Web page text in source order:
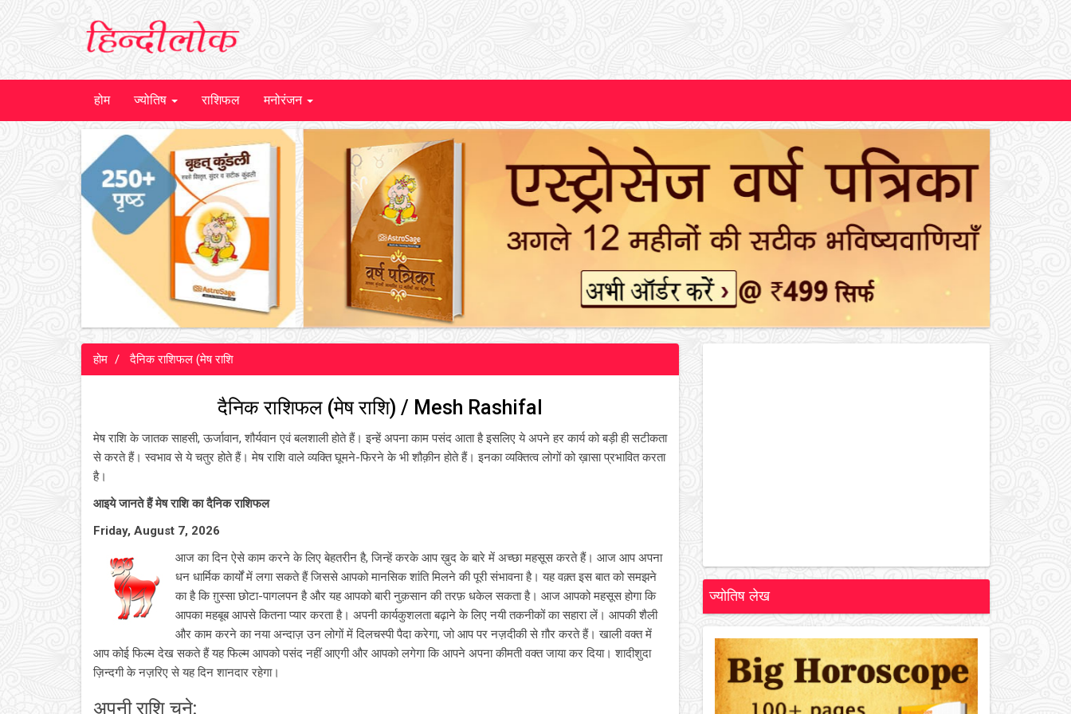
होम ज्योतिष राशिफल मनोरंजन
होम दैनिक राशिफल (मेष राशि
दैनिक राशिफल (मेष राशि) / Mesh Rashifal
मेष राशि के जातक साहसी, ऊर्जावान, शौर्यवान एवं बलशाली होते हैं। इन्हें अपना काम पसंद आता है इसलिए ये अपने हर कार्य को बड़ी ही सटीकता
से करते हैं। स्वभाव से ये चतुर होते हैं। मेष राशि वाले व्यक्ति घूमने-फिरने के भी शौक़ीन होते हैं। इनका व्यक्तित्व लोगों को ख़ासा प्रभावित करता
है।
आइये जानते हैं मेष राशि का दैनिक राशिफल
Friday, August 7, 2026
आज का दिन ऐसे काम करने के लिए बेहतरीन है, जिन्हें करके आप ख़ुद के बारे में अच्छा महसूस करते हैं। आज आप अपना
धन धार्मिक कार्यों में लगा सकते हैं जिससे आपको मानसिक शांति मिलने की पूरी संभावना है। यह वक़्त इस बात को समझने
का है कि ग़ुस्सा छोटा-पागलपन है और यह आपको बारी नुक़सान की तरफ़ धकेल सकता है। आज आपको महसूस होगा कि
आपका महबूब आपसे कितना प्यार करता है। अपनी कार्यकुशलता बढ़ाने के लिए नयी तकनीकों का सहारा लें। आपकी शैली
और काम करने का नया अन्दाज़ उन लोगों में दिलचस्पी पैदा करेगा, जो आप पर नज़दीकी से ग़ौर करते हैं। खाली वक्त में
आप कोई फिल्म देख सकते हैं यह फिल्म आपको पसंद नहीं आएगी और आपको लगेगा कि आपने अपना कीमती वक्त जाया कर दिया। शादीशुदा
ज़िन्दगी के नज़रिए से यह दिन शानदार रहेगा।
अपनी राशि चुने:
ज्योतिष लेख